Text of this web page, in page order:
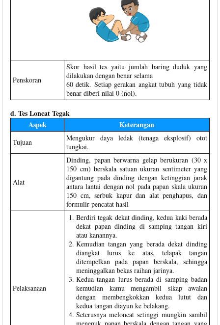
Penskoran
Skor hasil tes yaitu jumlah baring duduk yang
dilakukan dengan benar selama
60 detik. Setiap gerakan angkat tubuh yang tidak
benar diberi nilai 0 (nol).
d. Tes Loncat Tegak
Aspek
Keterangan
Tujuan
Mengukur daya ledak (tenaga eksplosif) otot
tungkai.
Alat
Dinding, papan berwarna gelap berukuran (30 x
150 cm) berskala satuan ukuran sentimeter yang
digantung pada dinding dengan ketinggian jarak
antara lantai dengan nol pada papan skala ukuran
150 cm, serbuk kapur dan alat penghapus, dan
formulir pencatat hasil
Pelaksanaan
Berdiri tegak dekat dinding, kedua kaki berada
dekat papan dinding di samping tangan kiri
atau kanannya.
Kemudian tangan yang berada dekat dinding
diangkat lurus ke atas, telapak tangan
ditempelkan pada papan berskala, sehingga
meninggalkan bekas raihan jarinya.
Kedua tangan lurus berada di samping badan
kemudian kamu mengambil sikap awalan
dengan membengkokkan kedua lutut dan
kedua tangan diayun ke belakang.
Seterusnya meloncat setinggi mungkin sambil